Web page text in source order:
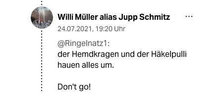
Willi Müller alias Jupp Schmitz
24.07.2021, 19:20 Uhr
@Ringelnatz1:
der Hemdkragen und der Häkelpulli
hauen alles um.
Don't go!